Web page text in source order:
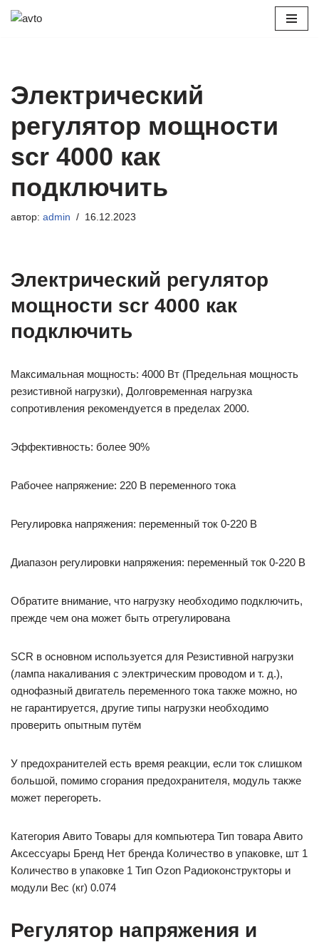
Электрический
регулятор мощности
scr 4000 как
подключить
автор: admin 16.12.2023
Электрический регулятор
мощности scr 4000 как
подключить
Максимальная мощность: 4000 Вт (Предельная мощность
резистивной нагрузки), Долговременная нагрузка
сопротивления рекомендуется в пределах 2000.
Эффективность: более 90%
Рабочее напряжение: 220 В переменного тока
Регулировка напряжения: переменный ток 0-220 В
Диапазон регулировки напряжения: переменный ток 0-220 В
Обратите внимание, что нагрузку необходимо подключить,
прежде чем она может быть отрегулирована
SCR в основном используется для Резистивной нагрузки
(лампа накаливания с электрическим проводом и т. д.),
однофазный двигатель переменного тока также можно, но
не гарантируется, другие типы нагрузки необходимо
проверить опытным путём
У предохранителей есть время реакции, если ток слишком
большой, помимо сгорания предохранителя, модуль также
может перегореть.
Категория Авито Товары для компьютера Тип товара Авито
Аксессуары Бренд Нет бренда Количество в упаковке, шт 1
Количество в упаковке 1 Тип Ozon Радиоконструкторы и
модули Вес (кг) 0.074
Регулятор напряжения и